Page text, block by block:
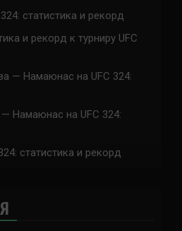
статистика и рекорд
и рекорд к турниру UFC
— Намаюнас на UFC 324:
Намаюнас на UFC 324:
статистика и рекорд